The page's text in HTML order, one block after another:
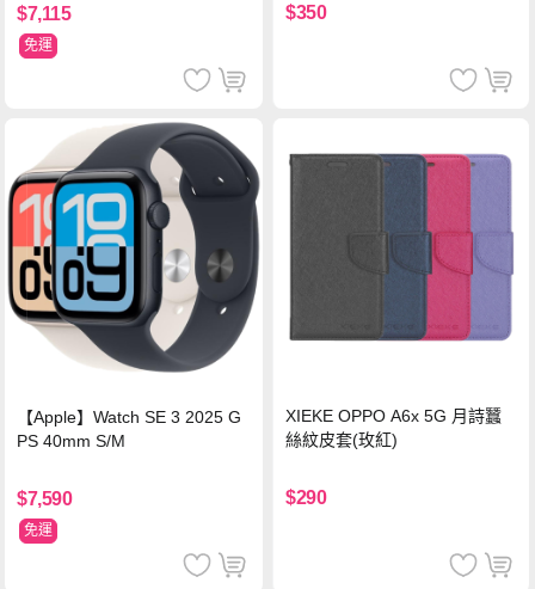
$7,115
免運
$350
【Apple】Watch SE 3 2025 G
PS 40mm S/M
$7,590
免運
XIEKE OPPO A6x 5G 月詩蠶
絲紋皮套(玫紅)
$290